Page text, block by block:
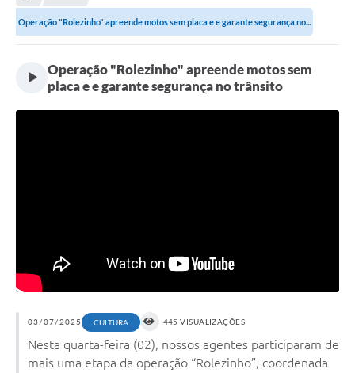
Operação "Rolezinho" apreende motos sem placa e e garante segurança no...
Operação "Rolezinho" apreende motos sem
placa e e garante segurança no trânsito
03/07/2025 CULTURA 445 VISUALIZAÇÕES
Nesta quarta-feira (02), nossos agentes participaram de
mais uma etapa da operação “Rolezinho”, coordenada